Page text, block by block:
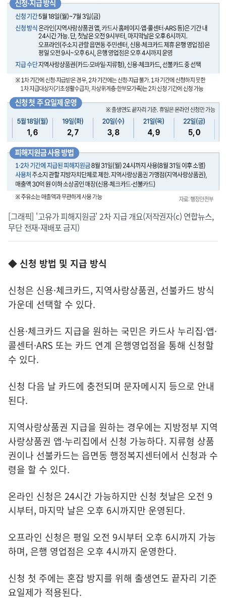
[그래픽] '고유가 피해지원금' 2차 지급 개요(저작권자(c) 연합뉴스,
무단 전재-재배포 금지)
◆ 신청 방법 및 지급 방식
신청은 신용·체크카드, 지역사랑상품권, 선불카드 방식
가운데 선택할 수 있다.
신용·체크카드 지급을 원하는 국민은 카드사 누리집·앱·
콜센터·ARS 또는 카드 연계 은행영업점을 통해 신청할
수 있다.
신청 다음 날 카드에 충전되며 문자메시지 등으로 안내
된다.
지역사랑상품권 지급을 원하는 경우에는 지방정부 지역
사랑상품권 앱·누리집에서 신청 가능하다. 지류형 상품
권이나 선불카드는 읍면동 행정복지센터에서 신청과 수
령을 할 수 있다.
온라인 신청은 24시간 가능하지만 신청 첫날은 오전 9
시부터, 마지막 날은 오후 6시까지만 운영된다.
오프라인 신청은 평일 오전 9시부터 오후 6시까지 가능
하며, 은행 영업점은 오후 4시까지 운영한다.
신청 첫 주에는 혼잡 방지를 위해 출생연도 끝자리 기준
요일제가 적용된다.